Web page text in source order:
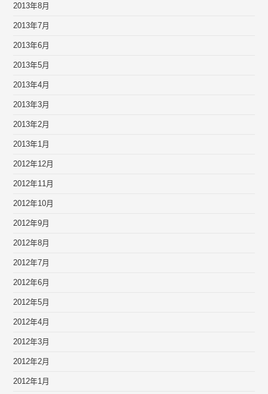
2013年8月
2013年7月
2013年6月
2013年5月
2013年4月
2013年3月
2013年2月
2013年1月
2012年12月
2012年11月
2012年10月
2012年9月
2012年8月
2012年7月
2012年6月
2012年5月
2012年4月
2012年3月
2012年2月
2012年1月